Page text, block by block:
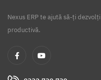
Nexus ERP te ajută să-ți
productivă.